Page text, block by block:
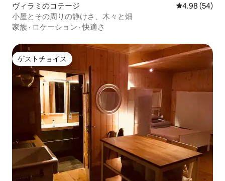
ヴィラミのコテージ レビュー54
4.98 (54)
小屋とその周りの静けさ、木々と畑
家族 · ロケーション ·快適さ
ゲストチョイス
ゲストチョイス